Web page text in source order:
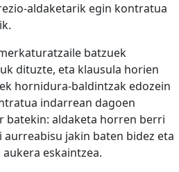
aldaketarik egin kontratua
batzuek
dituzte, eta klausula horien
hornidura-baldintzak edozein
indarrean dagoen
batekin: aldaketa horren berri
jakin baten bidez eta
eskaintzea.